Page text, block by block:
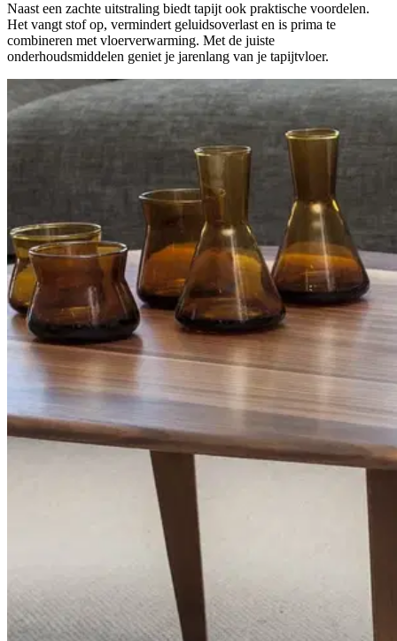
Naast een zachte uitstraling biedt tapijt ook praktische voordelen.
Het vangt stof op, vermindert geluidsoverlast en is prima te
combineren met vloerverwarming. Met de juiste
onderhoudsmiddelen geniet je jarenlang van je tapijtvloer.